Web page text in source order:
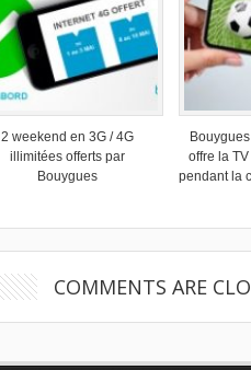
2 weekend en 3G / 4G
illimitées offerts par
Bouygues
offre la
pendant la
COMMENTS ARE